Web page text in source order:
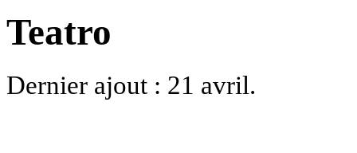
Teatro
Dernier ajout : 21 avril.